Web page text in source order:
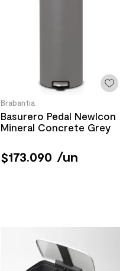
Brabantia
Basurero Pedal Newlcon
Mineral Concrete Grey
$173.090 /un